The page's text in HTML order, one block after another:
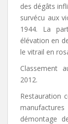
des dégâts
survécu aux
1944. La
élévation en
le vitrail en
Classement
2012.
Restauration
manufactures
démontage